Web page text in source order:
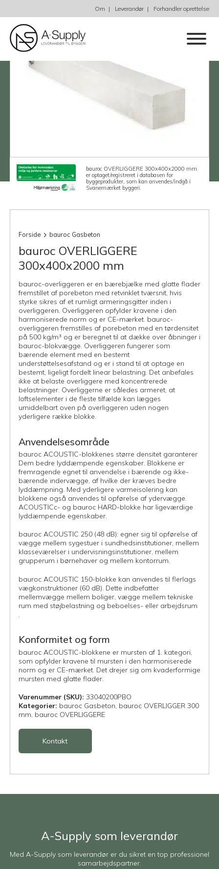
Om Leverandør Forhandler oprettelse
bauroc OVERLIGGERE 300x400x2000 mm
er optaget/registreret i databasen for
byggeprodukter, som kan anvendes/indgå i
Svanemærket byggeri.
Forside bauroc Gasbeton
bauroc OVERLIGGERE
300x400x2000 mm
bauroc-overliggeren er en bærebjælke med glatte flader
fremstillet af porebeton med retvinklet tværsnit, hvis
styrke sikres af et rumligt armeringsgitter inden i
overliggeren. Overliggeren opfylder kravene i den
harmoniserede norm og er CE-mærket. bauroc-
overliggeren fremstilles af porebeton med en tørdensitet
på 500 kg/m³ og er beregnet til at dække over åbninger i
bauroc-blokvægge. Overliggeren fungerer som
bærende element med en bestemt
understøttelsesafstand og er i stand til at optage en
bestemt, ligeligt fordelt linear belastning. Det anbefales
ikke at belaste overliggere med koncentrerede
belastninger. Overliggerne er således armeret, at
loftselementer i de fleste tilfælde kan lægges
umiddelbart oven på overliggeren uden nogen
yderligere række blokke.
Anvendelsesområde
bauroc ACOUSTIC-blokkenes større densitet garanterer
Dem bedre lyddæmpende egenskaber. Blokkene er
fremragende egnet til anvendelse i bærende og ikke-
bærende indervægge, af hvilke der kræves bedre
lyddæmpning. Med yderligere varmeisolering kan
blokkene også anvendes til opførelse af ydervægge.
ACOUSTICc- og bauroc HARD-blokke har ligeværdige
lyddæmpende egenskaber.
bauroc ACOUSTIC 250 (48 dB): egner sig til opførelse af
vægge mellem sygestuer i sundhedsinstitutioner, mellem
klasseværelser i undervisningsinstitutioner, mellem
grupperum i børnehaver og mellem kontorrum.
bauroc ACOUSTIC 150-blokke kan anvendes til flerlags
vægkonstruktioner (60 dB). Dette indbefatter
mellemvægge mellem boliger, vægge mellem tekniske
rum med støjbelastning og beboelses- eller arbejdsrum
.
Konformitet og form
bauroc ACOUSTIC-blokkene er mursten af 1. kategori,
som opfylder kravene til mursten i den harmoniserede
norm og er CE-mærket. Det drejer sig om kvaderformige
mursten med glatte flader.
Varenummer (SKU): 33040200PBO
Kategorier: bauroc Gasbeton, bauroc OVERLIGGER 300
mm, bauroc OVERLIGGERE
Kontakt
A-Supply som leverandør
Med A-Supply som leverandør er du sikret en top professionel
samarbejdspartner.